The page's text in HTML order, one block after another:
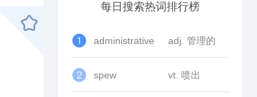
每日搜索热词排行榜
administrative adj. 管理的
spew vt. 喷出